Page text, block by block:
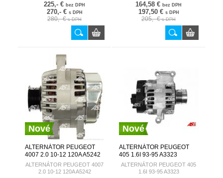
225,- € bez DPH
270,- € s DPH
280,- €s DPH
164,58 € bez DPH
197,50 € s DPH
205,- €s DPH
Nové
ALTERNÁTOR PEUGEOT
4007 2.0 10-12 120A A5242
AUTOSTARTER
ALTERNÁTOR PEUGEOT 4007
2.0 10-12 120A A5242
Nové
ALTERNÁTOR PEUGEOT
405 1.6I 93-95 A3323
AUTOSTARTER
ALTERNÁTOR PEUGEOT 405
1.6I 93-95 A3323